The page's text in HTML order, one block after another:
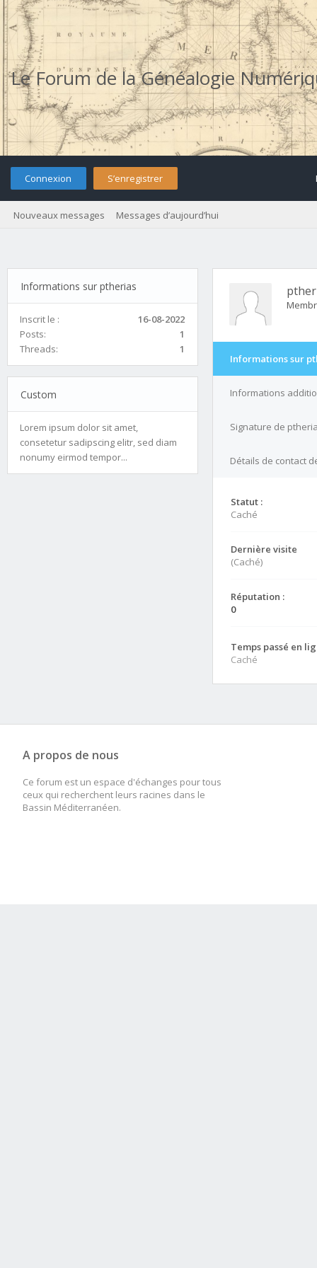
Le Forum de la Généalogie
Connexion S’enregistrer
Nouveaux messages Messages d’aujourd’hui
Informations sur ptherias
Inscrit le :
16-08-2022
Posts:
1
Threads:
1
Custom
Lorem ipsum dolor sit amet,
consetetur sadipscing elitr, sed diam
nonumy eirmod tempor...
Informations sur
Informations
Signature de
Détails de contact
Statut :
Caché
Dernière visite
(Caché)
Réputation :
0
Temps passé en
Caché
A propos de nous
Ce forum est un espace d'échanges pour tous
ceux qui recherchent leurs racines dans le
Bassin Méditerranéen.